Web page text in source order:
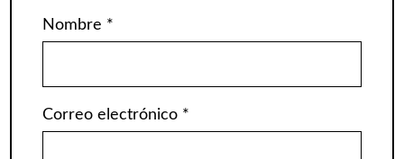
Nombre *
Correo electrónico *